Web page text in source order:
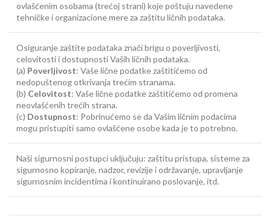
ovlašćenim osobama (trećoj strani) koje poštuju navedene
tehničke i organizacione mere za zaštitu ličnih podataka.
Osiguranje zaštite podataka znači brigu o poverljivosti,
celovitosti i dostupnosti Vaših ličnih podataka.
(a) Poverljivost: Vaše lične podatke zaštitićemo od
nedopuštenog otkrivanja trećim stranama.
(b) Celovitost: Vaše lične podatke zaštitićemo od promena
neovlašćenih trećih strana.
(c) Dostupnost: Pobrinućemo se da Vašim ličnim podacima
mogu pristupiti samo ovlašćene osobe kada je to potrebno.
Naši sigurnosni postupci uključuju: zaštitu pristupa, sisteme za
sigurnosno kopiranje, nadzor, revizije i održavanje, upravljanje
sigurnosnim incidentima i kontinuirano poslovanje, itd.